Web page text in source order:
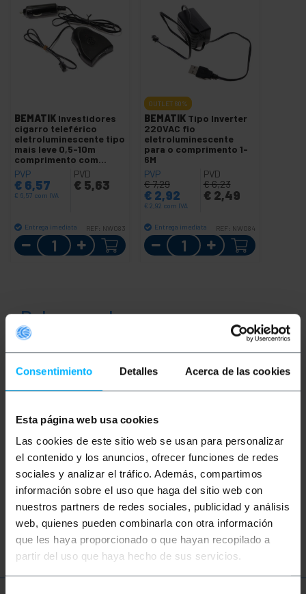
Consentimiento Detalles Acerca de las cookies
Esta página web usa cookies
Las cookies de este sitio web se usan para personalizar
el contenido y los anuncios, ofrecer funciones de redes
sociales y analizar el tráfico. Además, compartimos
información sobre el uso que haga del sitio web con
nuestros partners de redes sociales, publicidad y análisis
web, quienes pueden combinarla con otra información
que les haya proporcionado o que hayan recopilado a
partir del uso que haya hecho de sus servicios.
BEMATIK Investidores
cigarro teleférico
eletroluminescente tipo
mais leve 0,5-10m
comprimento com
áudio
PVP
€ 6,57
€ 6,57 com IVA
PVD
€5,63
Entrega imediata REF: NW083
Quantidade
OUTLET 60%
BEMATIK Tipo Inverter
220VAC fio
eletroluminescente
para o comprimento 1-
6M
PVP
€7,29
€ 2,92
€ 2,92 com IVA
PVD
€6,23
€2,49
Entrega imediata REF: NW084
Quantidade
Palavras-chave
Não encontrou o que estava procurando?
Este tópico pode ajudá-lo
fio luminoso luminescência
vestido efeitos especiais fx
disfarçar